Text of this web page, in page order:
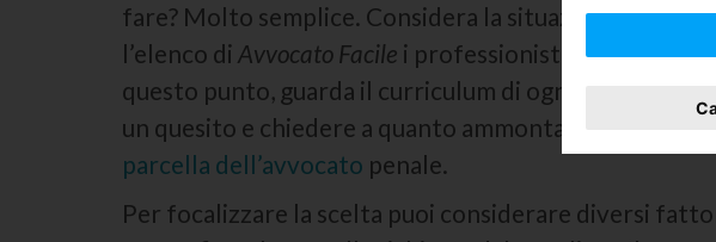
fare? Molto semplice. Considera la situazione in cui
l’elenco di Avvocato Facile i professionisti che hanno
questo punto, guarda il curriculum di ognuno e decidi
un quesito e chiedere a quanto ammonta la spesa
parcella dell’avvocato penale.
Per focalizzare la scelta puoi considerare diversi